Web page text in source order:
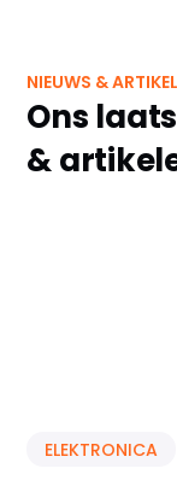
NIEUWS &
Ons
&
ELEKTRONICA